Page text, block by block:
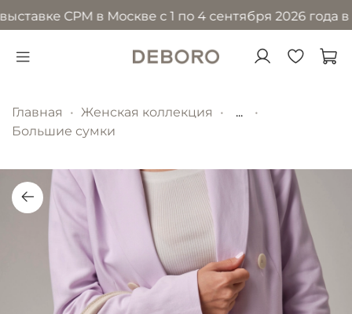
CPM в Москве с 1 по 4 сентября 2026 года в
Главная Женская коллекция
...
Большие сумки